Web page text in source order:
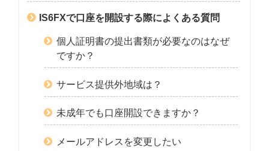
IS6FXで口座を開設する際によくある質問
個人証明書の提出書類が必要なのはなぜ
ですか？
サービス提供外地域は？
未成年でも口座開設できますか？
メールアドレスを変更したい